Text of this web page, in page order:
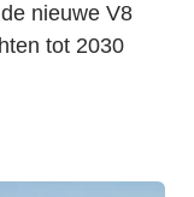
nieuwe V8
tot 2030